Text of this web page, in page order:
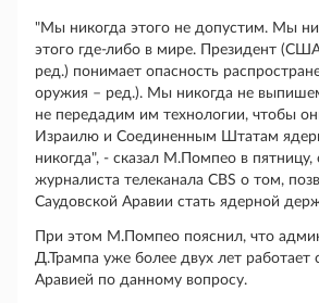
"Мы никогда этого не допустим. Мы
этого где-либо в мире. Президент
ред.) понимает опасность
оружия – ред.). Мы никогда не
не передадим им технологии, чтобы
Израилю и Соединенным Штатам
никогда", - сказал М.Помпео в пятницу,
журналиста телеканала CBS о том,
Саудовской Аравии стать ядерной
При этом М.Помпео пояснил, что
Д.Трампа уже более двух лет работает
Аравией по данному вопросу.